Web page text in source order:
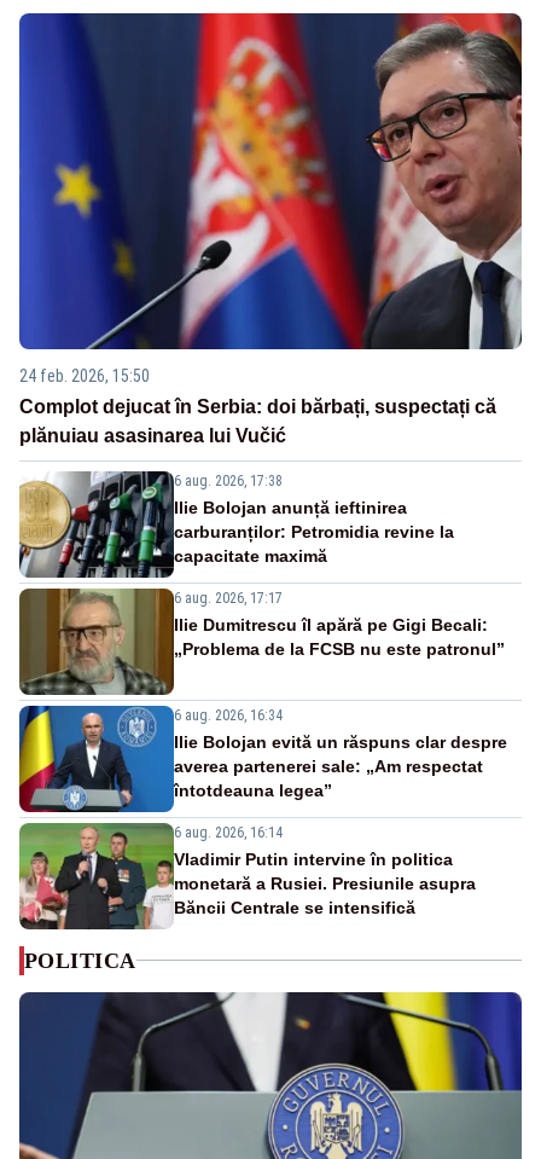
24 feb. 2026, 15:50
Complot dejucat în Serbia: doi bărbați, suspectați că
plănuiau asasinarea lui Vučić
6 aug. 2026, 17:38
Ilie Bolojan anunță ieftinirea
carburanților: Petromidia revine la
capacitate maximă
6 aug. 2026, 17:17
Ilie Dumitrescu îl apără pe Gigi Becali:
„Problema de la FCSB nu este patronul”
6 aug. 2026, 16:34
Ilie Bolojan evită un răspuns clar despre
averea partenerei sale: „Am respectat
întotdeauna legea”
6 aug. 2026, 16:14
Vladimir Putin intervine în politica
monetară a Rusiei. Presiunile asupra
Băncii Centrale se intensifică
POLITICA